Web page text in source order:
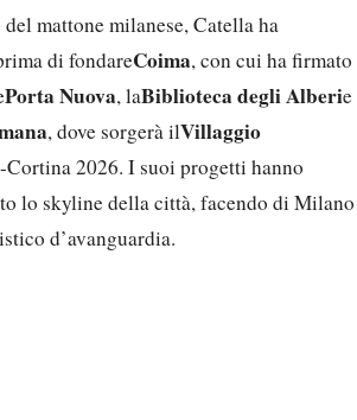
mattone milanese, Catella ha
di fondareCoima, con cui ha firmato
Porta Nuova, laBiblioteca degli Alberie
, dove sorgerà ilVillaggio
2026. I suoi progetti hanno
lo skyline della città, facendo di Milano
d’avanguardia.